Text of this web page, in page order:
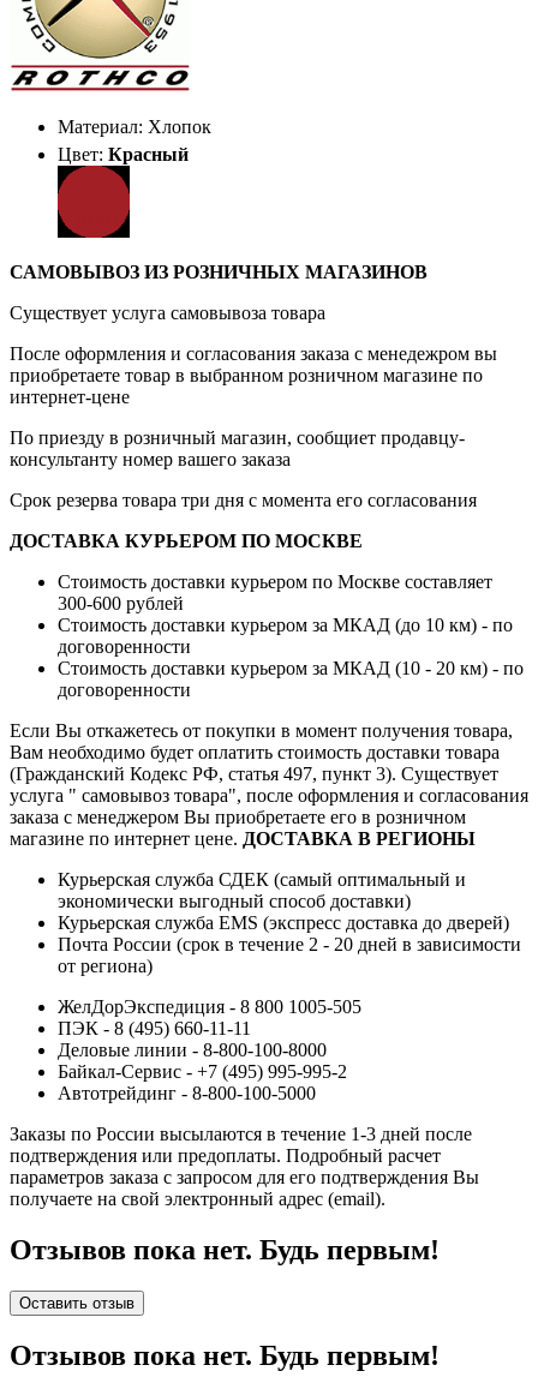
Материал: Хлопок
Цвет: Красный
САМОВЫВОЗ ИЗ РОЗНИЧНЫХ МАГАЗИНОВ
Существует услуга самовывоза товара
После оформления и согласования заказа с менедежром вы
приобретаете товар в выбранном розничном магазине по
интернет-цене
По приезду в розничный магазин, сообщиет продавцу-
консультанту номер вашего заказа
Срок резерва товара три дня с момента его согласования
ДОСТАВКА КУРЬЕРОМ ПО МОСКВЕ
Стоимость доставки курьером по Москве составляет
300-600 рублей
Стоимость доставки курьером за МКАД (до 10 км) - по
договоренности
Стоимость доставки курьером за МКАД (10 - 20 км) - по
договоренности
Если Вы откажетесь от покупки в момент получения товара,
Вам необходимо будет оплатить стоимость доставки товара
(Гражданский Кодекс РФ, статья 497, пункт 3). Существует
услуга " самовывоз товара", после оформления и согласования
заказа с менеджером Вы приобретаете его в розничном
магазине по интернет цене. ДОСТАВКА В РЕГИОНЫ
Курьерская служба СДЕК (самый оптимальный и
экономически выгодный способ доставки)
Курьерская служба EMS (экспресс доставка до дверей)
Почта России (срок в течение 2 - 20 дней в зависимости
от региона)
ЖелДорЭкспедиция - 8 800 1005-505
ПЭК - 8 (495) 660-11-11
Деловые линии - 8-800-100-8000
Байкал-Сервис - +7 (495) 995-995-2
Автотрейдинг - 8-800-100-5000
Заказы по России высылаются в течение 1-3 дней после
подтверждения или предоплаты. Подробный расчет
параметров заказа с запросом для его подтверждения Вы
получаете на свой электронный адрес (email).
Отзывов пока нет. Будь первым!
Оставить отзыв
Отзывов пока нет. Будь первым!